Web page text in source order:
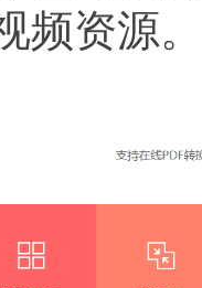
频资源。